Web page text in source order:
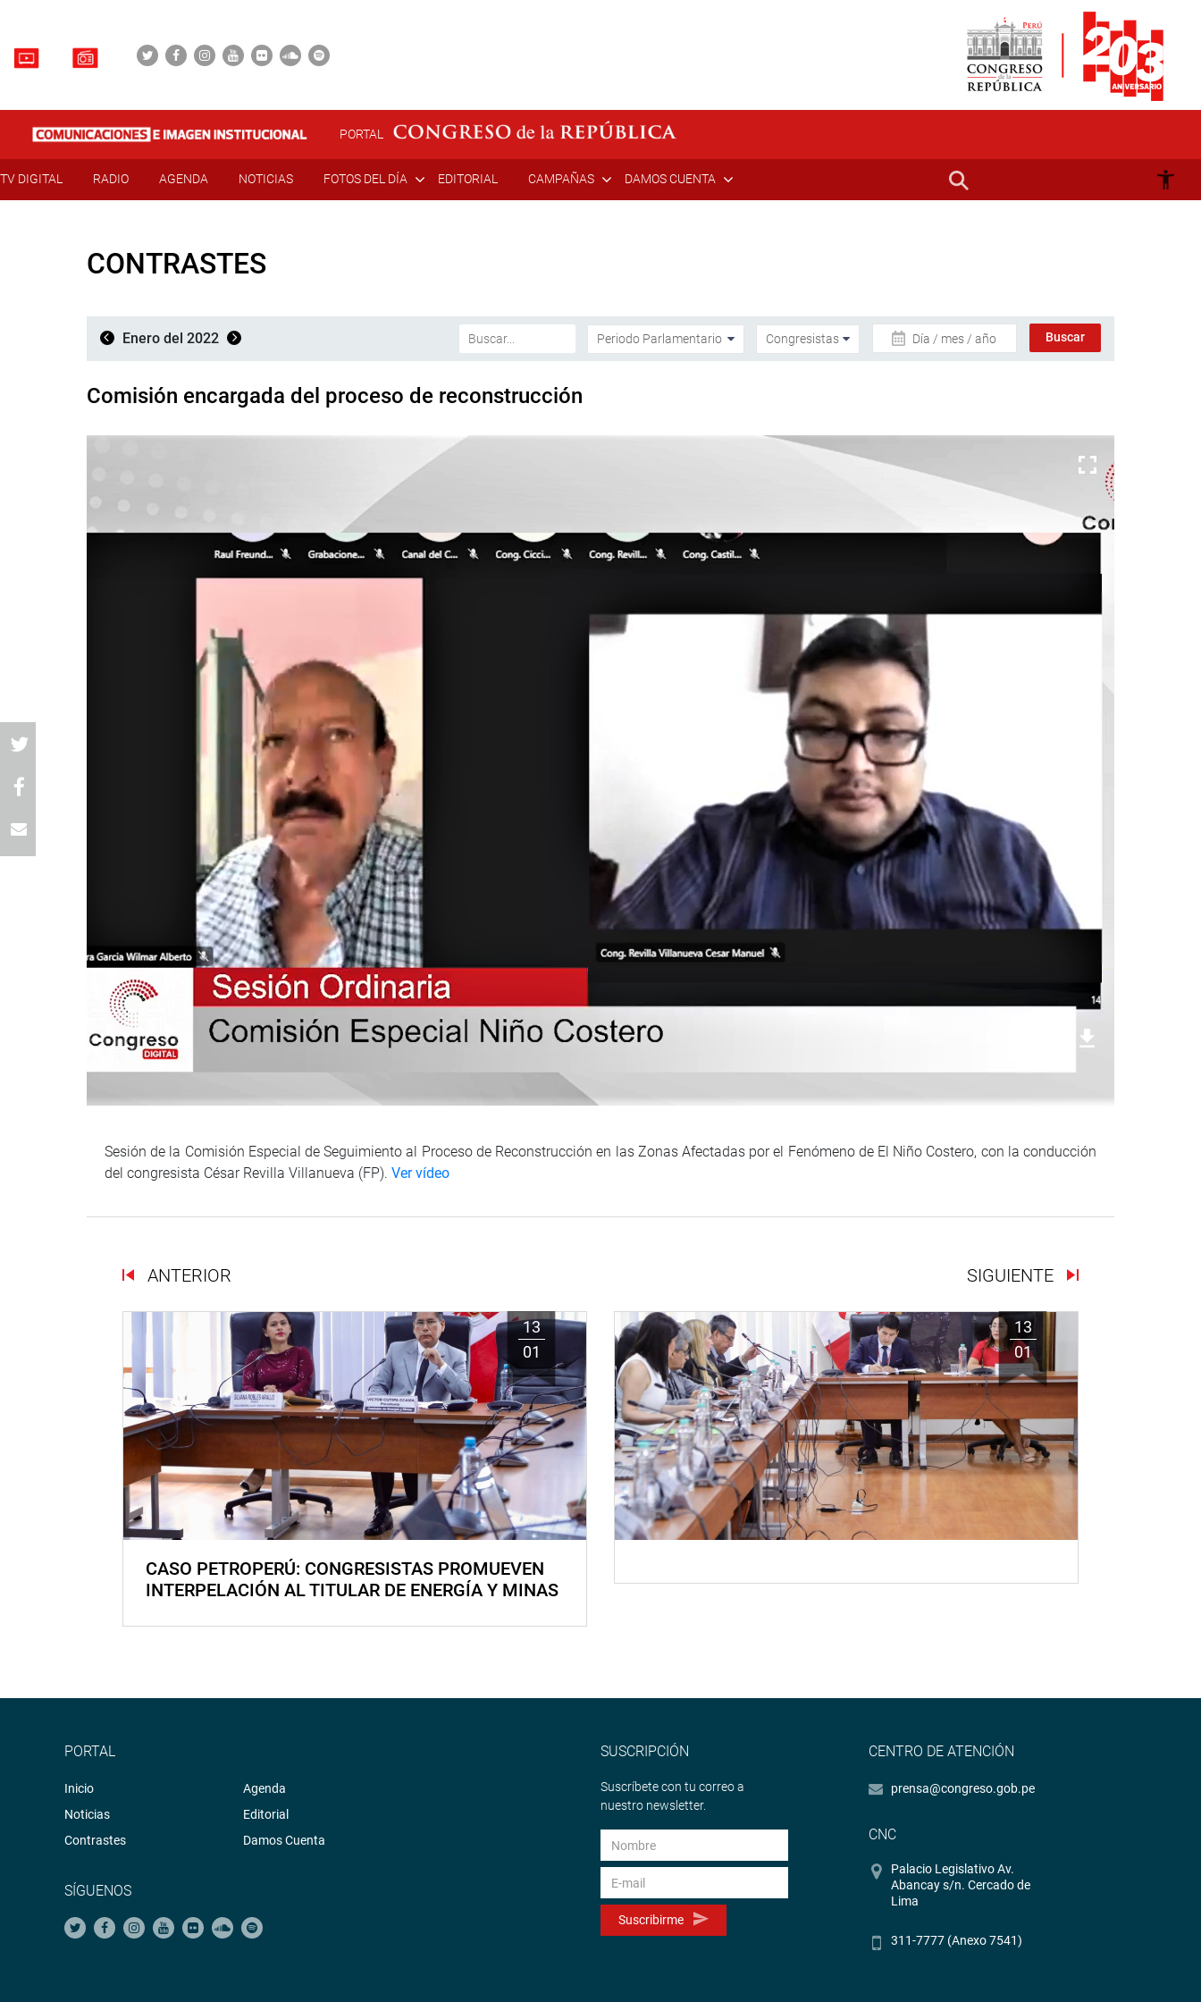
PORTAL
TV DIGITAL RADIO AGENDA NOTICIAS FOTOS DEL DÍA EDITORIAL CAMPAÑAS DAMOS CUENTA
CONTRASTES
Enero del 2022 Día / mes / año
Comisión encargada del proceso de reconstrucción
Sesión de la Comisión Especial de Seguimiento al Proceso de Reconstrucción en las Zonas Afectadas por el Fenómeno de El Niño Costero, con la conducción
del congresista César Revilla Villanueva (FP). Ver vídeo
ANTERIOR SIGUIENTE
13
01
CASO PETROPERÚ: CONGRESISTAS PROMUEVEN
INTERPELACIÓN AL TITULAR DE ENERGÍA Y MINAS
13
01
PORTAL
Inicio
Noticias
Contrastes
Agenda
Editorial
Damos Cuenta
SÍGUENOS
SUSCRIPCIÓN
Suscríbete con tu correo a
nuestro newsletter.
Suscribirme
CENTRO DE ATENCIÓN
prensa@congreso.gob.pe
CNC
Palacio Legislativo Av.
Abancay s/n. Cercado de
Lima
311-7777 (Anexo 7541)